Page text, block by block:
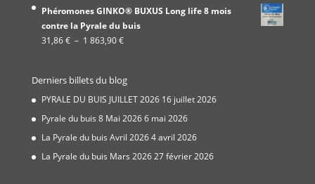
337,00 €
prix :
27,50 €
à
Phéromones GINKO® BUXUS Long life 8 mois
contre la Pyrale du buis
31,86€ – 1 863,90€Plage
31,86 €
à
1
Derniers billets du blog
PYRALE DU BUIS JUILLET 2026 16 juillet 2026
Pyrale du buis 8 Mai 20266 mai 2026
La Pyrale du buis Avril 20264 avril 2026
La Pyrale du buis Mars 202627 février 2026